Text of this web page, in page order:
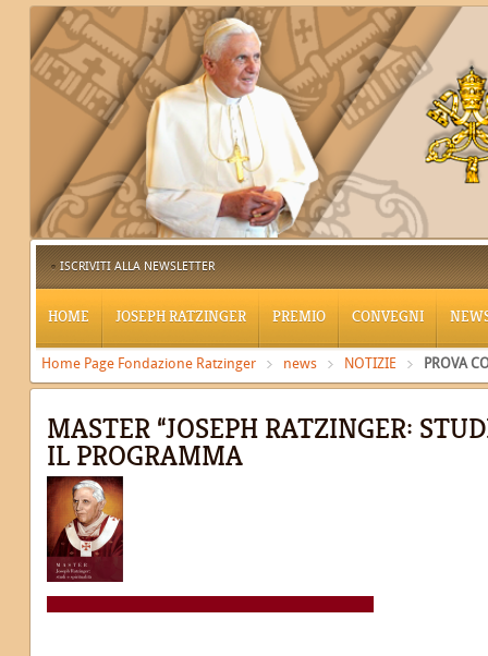
ISCRIVITI ALLA NEWSLETTER
HOME JOSEPH RATZINGER PREMIO CONVEGNI
Home Page Fondazione Ratzinger news NOTIZIE PROVA
MASTER “JOSEPH RATZINGER:
IL PROGRAMMA